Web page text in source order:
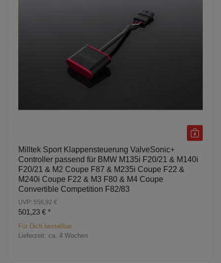
Milltek Sport Klappensteuerung ValveSonic+
Controller passend für BMW M135i F20/21 & M140i
F20/21 & M2 Coupe F87 & M235i Coupe F22 &
M240i Coupe F22 & M3 F80 & M4 Coupe
Convertible Competition F82/83
UVP: 556,92 €
501,23 € *
Für Dich bestellbar
Lieferzeit: ca. 4 Wochen